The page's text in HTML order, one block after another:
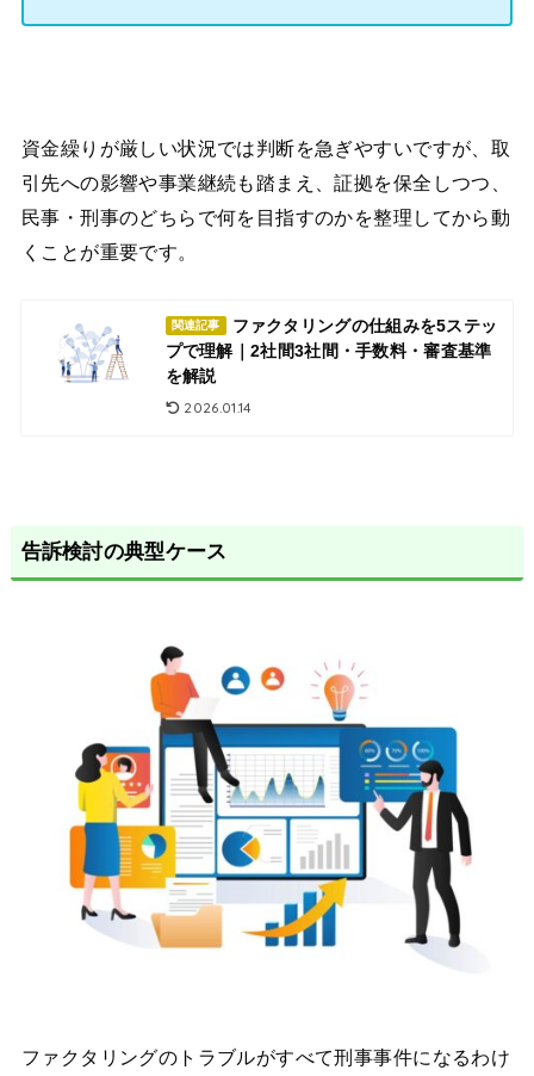
資金繰りが厳しい状況では判断を急ぎやすいですが、取
引先への影響や事業継続も踏まえ、証拠を保全しつつ、
民事・刑事のどちらで何を目指すのかを整理してから動
くことが重要です。
関連記事
ファクタリングの仕組みを5ステッ
プで理解｜2社間3社間・手数料・審査基準
を解説
2026.01.14
告訴検討の典型ケース
ファクタリングのトラブルがすべて刑事事件になるわけ